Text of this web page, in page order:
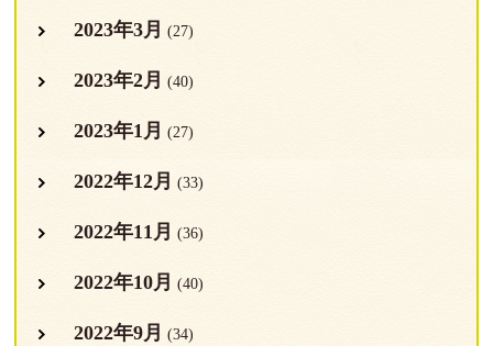
2023年3月 (27)
2023年2月 (40)
2023年1月 (27)
2022年12月 (33)
2022年11月 (36)
2022年10月 (40)
2022年9月 (34)